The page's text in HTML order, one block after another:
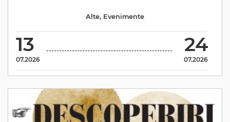
13
07.2026
24
07.2026
Alte, Evenimente